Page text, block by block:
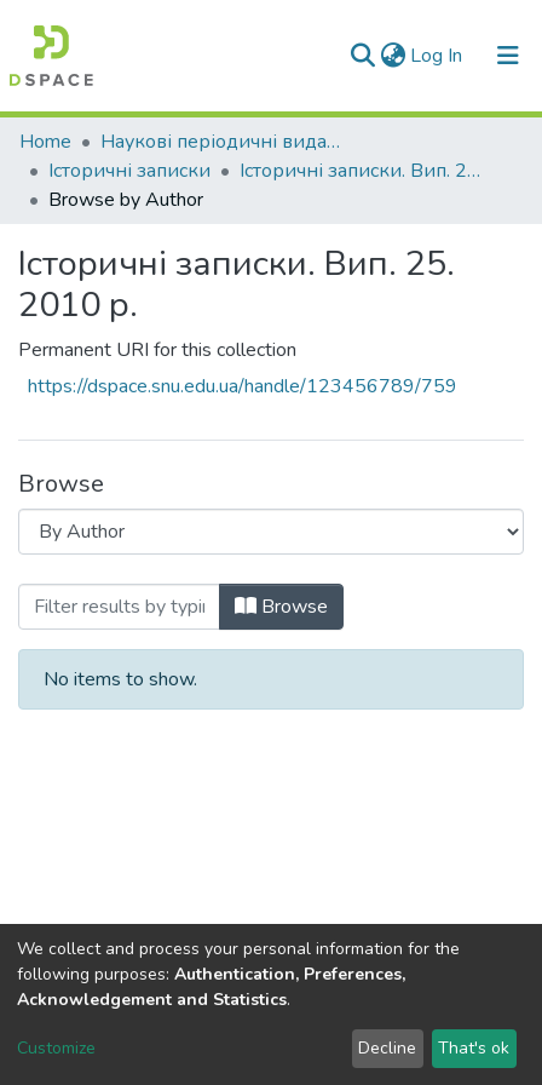
Log In (current)
Communities & Collections
All of DSpace
Home
Наукові періодичні видання СНУ ім. В. Даля
Історичні записки
Історичні записки. Вип. 25. 2010 р.
Browse by Author
Історичні записки. Вип. 25.
2010 р.
Permanent URI for this collection
https://dspace.snu.edu.ua/handle/123456789/759
Browse
Browsing Історичні записки. Вип. 25.
Browse
No items to show.
Dspace & Volodymyr Dahl East Ukrainian National University
LYRASIS
Send Feedback
We collect and process your personal information for the
following purposes: Authentication, Preferences,
Acknowledgement and Statistics.
Customize Decline That's ok